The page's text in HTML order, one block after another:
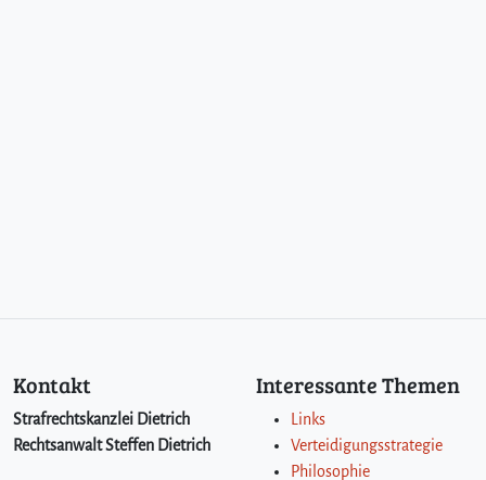
Kontakt
Strafrechtskanzlei Dietrich
Rechtsanwalt Steffen Dietrich
Interessante Themen
Links
Verteidigungsstrategie
Philosophie